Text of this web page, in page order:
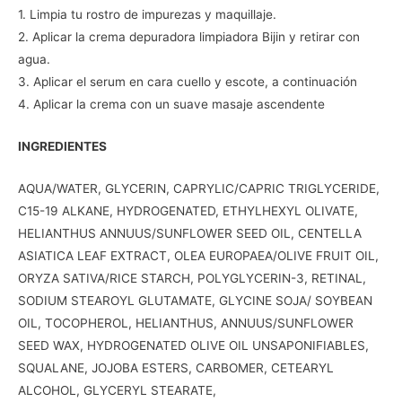
1. Limpia tu rostro de impurezas y maquillaje.
2. Aplicar la crema depuradora limpiadora Bijin y retirar con
agua.
3. Aplicar el serum en cara cuello y escote, a continuación
4. Aplicar la crema con un suave masaje ascendente
INGREDIENTES
AQUA/WATER, GLYCERIN, CAPRYLIC/CAPRIC TRIGLYCERIDE,
C15-19 ALKANE, HYDROGENATED, ETHYLHEXYL OLIVATE,
HELIANTHUS ANNUUS/SUNFLOWER SEED OIL, CENTELLA
ASIATICA LEAF EXTRACT, OLEA EUROPAEA/OLIVE FRUIT OIL,
ORYZA SATIVA/RICE STARCH, POLYGLYCERIN-3, RETINAL,
SODIUM STEAROYL GLUTAMATE, GLYCINE SOJA/ SOYBEAN
OIL, TOCOPHEROL, HELIANTHUS, ANNUUS/SUNFLOWER
SEED WAX, HYDROGENATED OLIVE OIL UNSAPONIFIABLES,
SQUALANE, JOJOBA ESTERS, CARBOMER, CETEARYL
ALCOHOL, GLYCERYL STEARATE,